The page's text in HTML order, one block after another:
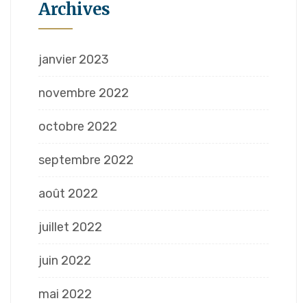
Archives
janvier 2023
novembre 2022
octobre 2022
septembre 2022
août 2022
juillet 2022
juin 2022
mai 2022